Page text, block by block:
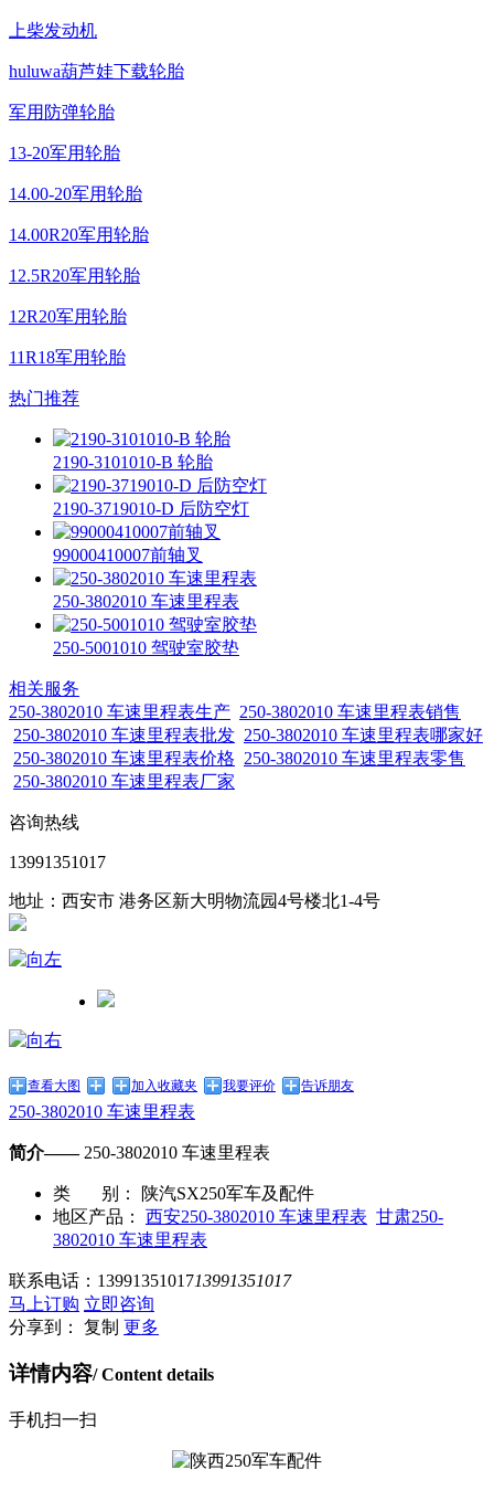
上柴发动机
huluwa葫芦娃下载轮胎
军用防弹轮胎
13-20军用轮胎
14.00-20军用轮胎
14.00R20军用轮胎
12.5R20军用轮胎
12R20军用轮胎
11R18军用轮胎
热门推荐
2190-3101010-B 轮胎
2190-3719010-D 后防空灯
99000410007前轴叉
250-3802010 车速里程表
250-5001010 驾驶室胶垫
相关服务
250-3802010 车速里程表生产 250-3802010 车速里程表销售
250-3802010 车速里程表批发 250-3802010 车速里程表哪家好
250-3802010 车速里程表价格 250-3802010 车速里程表零售
250-3802010 车速里程表厂家
咨询热线
13991351017
地址：西安市 港务区新大明物流园4号楼北1-4号
查看大图 加入收藏夹 我要评价 告诉朋友
250-3802010 车速里程表
简介——250-3802010 车速里程表
类 别：
陕汽SX250军车及配件
地区产品：
西安250-3802010 车速里程表 甘肃250-
3802010 车速里程表
联系电话： 1399135101713991351017
马上订购 立即咨询
分享到：
复制 更多
详情内容/ Content details
手机扫一扫